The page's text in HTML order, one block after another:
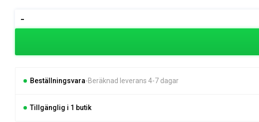
var:
789 kr.
är:
765 kr.
-
Liano
Beställningsvara Beräknad leverans 4-7 dagar
Tillgänglig i 1 butik